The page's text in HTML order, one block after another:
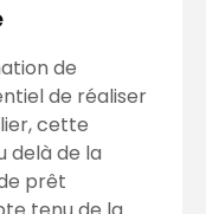
de
de réaliser
cette
delà de la
prêt